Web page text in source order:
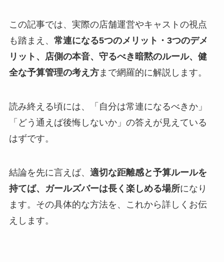
この記事では、実際の店舗運営やキャストの視点
も踏まえ、 常連になる5つのメリット・3つのデメ
リット、店側の本音、守るべき暗黙のルール、健
全な予算管理の考え方まで網羅的に解説します。
読み終える頃には、「自分は常連になるべきか」
「どう通えば後悔しないか」の答えが見えている
はずです。
結論を先に言えば、 適切な距離感と予算ルールを
持てば、ガールズバーは長く楽しめる場所になり
ます。その具体的な方法を、これから詳しくお伝
えします。